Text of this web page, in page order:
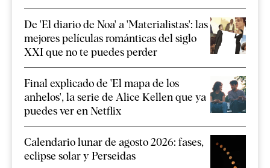
De 'El diario de Noa' a 'Materialistas': las
mejores películas románticas del siglo
XXI que no te puedes perder
Final explicado de 'El mapa de los
anhelos', la serie de Alice Kellen que ya
puedes ver en Netflix
Calendario lunar de agosto 2026: fases,
eclipse solar y Perseidas